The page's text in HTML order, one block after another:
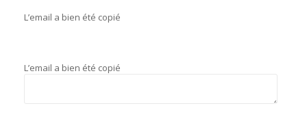
L’email a bien été copié
L’email a bien été copié